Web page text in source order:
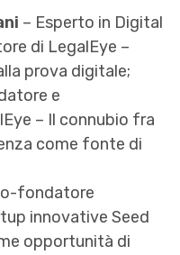
– Esperto in Digital
di LegalEye –
prova digitale;
e
– Il connubio fra
come fonte di
fondatore
innovative Seed
opportunità di